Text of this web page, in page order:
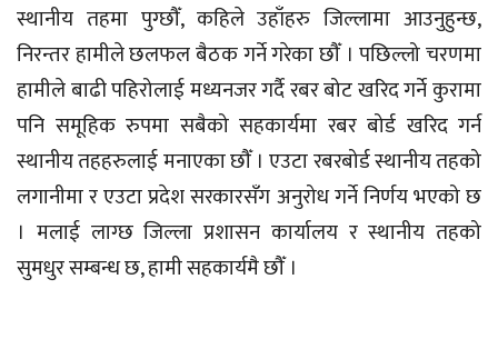
स्थानीय तहमा पुग्छौँ, कहिले उहाँहरु जिल्लामा आउनुहुन्छ,
निरन्तर हामीले छलफल बैठक गर्ने गरेका छौँ । पछिल्लो चरणमा
हामीले बाढी पहिरोलाई मध्यनजर गर्दै रबर बोट खरिद गर्ने कुरामा
पनि समूहिक रुपमा सबैको सहकार्यमा रबर बोर्ड खरिद गर्न
स्थानीय तहहरुलाई मनाएका छौँ । एउटा रबरबोर्ड स्थानीय तहको
लगानीमा र एउटा प्रदेश सरकारसँग अनुरोध गर्ने निर्णय भएको छ
। मलाई लाग्छ जिल्ला प्रशासन कार्यालय र स्थानीय तहको
सुमधुर सम्बन्ध छ, हामी सहकार्यमै छौँ ।